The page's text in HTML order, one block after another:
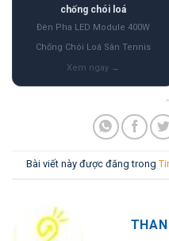
chống chói loá
Đèn Pha LED Module 400W
Chống Chói Loá Sân Tennis
Bài viết này được đăng trong